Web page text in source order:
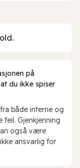
på
du ikke spiser
både interne og
feil. Gjenkjenning
også være
ansvarlig for